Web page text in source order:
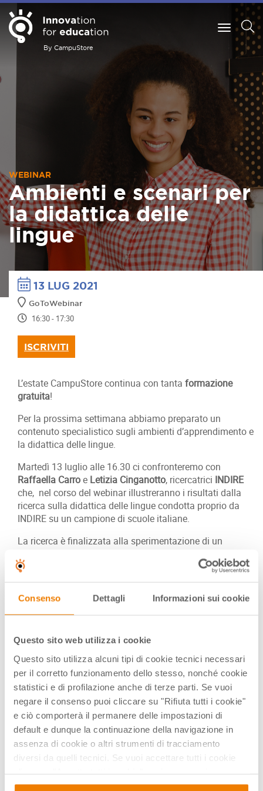
Consenso Dettagli Informazioni sui cookie
Questo sito web utilizza i cookie
Questo sito utilizza alcuni tipi di cookie tecnici necessari
per il corretto funzionamento dello stesso, nonché cookie
statistici e di profilazione anche di terze parti. Se vuoi
negare il consenso puoi cliccare su "Rifiuta tutti i cookie"
e ciò comporterà il permanere delle impostazioni di
default e dunque la continuazione della navigazione in
assenza di cookie o altri strumenti di tracciamento
diversi da quelli tecnici. Se vuoi accettare tutti i cookie
autonomamente selezionare i cookie da accettare clicca
By CampuStore
WEBINAR
Ambienti e scenari per
la didattica delle
lingue
13 LUG 2021
GoToWebinar
16:30 - 17:30
ISCRIVITI
L’estate CampuStore continua con tanta formazione
gratuita!
Per la prossima settimana abbiamo preparato un
contenuto specialistico sugli ambienti d’apprendimento e
la didattica delle lingue.
Martedì 13 luglio alle 16.30 ci confronteremo con
Raffaella Carroe Letizia Cinganotto, ricercatrici INDIRE
che, nel corso del webinar illustreranno i risultati dalla
ricerca sulla didattica delle lingue condotta proprio da
INDIRE su un campione di scuole italiane.
La ricerca è finalizzata alla sperimentazione di un
sviluppo delle competenze linguistiche e la
valorizzazione delle “home languages” degli studenti,
denominato
Healthy Linguistic Diet (HLD), che evidenzia
tra l’altro il ruolo cruciale degli scenari e ambienti di
apprendimento nell’insegnamento delle lingue, anche
L’approccio che le
Dottoresse Carro e Cinganotto
illustreranno è incentrato sullo sviluppo di abitudini di
apprendimento destinate ad avere un impatto per tutta la
vita e sull’utilizzo abituale di almeno due (idealmente tre
o più) lingue. Queste abitudini si traducono spesso in
una migliore concentrazione durante la prima infanzia,
un livello di istruzione superiore e una migliore qualità
della vita intellettuale nell’età adulta e nell’età avanzata.